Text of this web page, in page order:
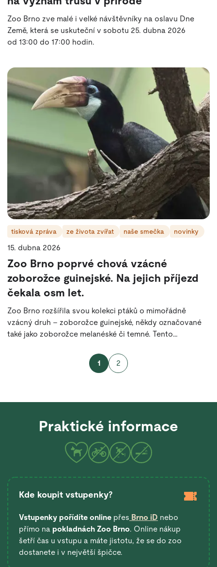
Zoo Brno zve malé i velké návštěvníky na oslavu Dne
Země, která se uskuteční v sobotu 25. dubna 2026
od 13:00 do 17:00 hodin.
tisková zpráva ze života zvířat naše smečka novinky
15. dubna 2026
Zoo Brno poprvé chová vzácné
zoborožce guinejské. Na jejich příjezd
čekala osm let.
Zoo Brno rozšířila svou kolekci ptáků o mimořádně
vzácný druh – zoborožce guinejské, někdy označované
také jako zoborožce melanéské či temné. Tento
Moluckých a Šalamounových ostrovů, je v evropských
1 2
Praktické informace
Kde koupit vstupenky?
Vstupenky pořídíte online přes Brno iD nebo
přímo na pokladnách Zoo Brno. Online nákup
šetří čas u vstupu a máte jistotu, že se do zoo
dostanete i v největší špičce.